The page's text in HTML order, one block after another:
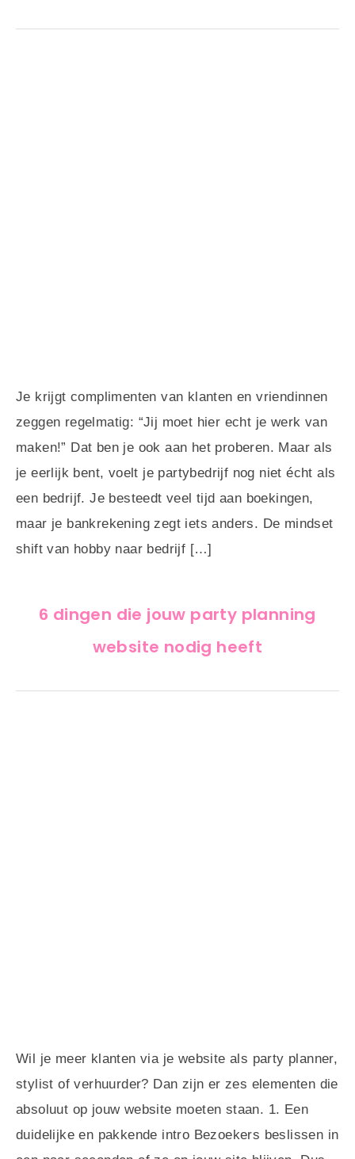
Je krijgt complimenten van klanten en vriendinnen
zeggen regelmatig: “Jij moet hier echt je werk van
maken!” Dat ben je ook aan het proberen. Maar als
je eerlijk bent, voelt je partybedrijf nog niet écht als
een bedrijf. Je besteedt veel tijd aan boekingen,
maar je bankrekening zegt iets anders. De mindset
shift van hobby naar bedrijf […]
6 dingen die jouw party planning
website nodig heeft
Wil je meer klanten via je website als party planner,
stylist of verhuurder? Dan zijn er zes elementen die
absoluut op jouw website moeten staan. 1. Een
duidelijke en pakkende intro Bezoekers beslissen in